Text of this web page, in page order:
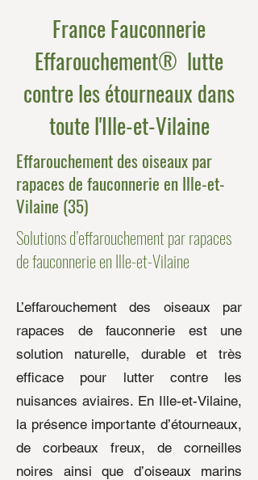
France Fauconnerie
Effarouchement® lutte
contre les étourneaux dans
toute l'Ille-et-Vilaine
Effarouchement des oiseaux par
rapaces de fauconnerie en Ille-et-
Vilaine (35)
Solutions d’effarouchement par rapaces
de fauconnerie en Ille-et-Vilaine
L’effarouchement des oiseaux par
rapaces de fauconnerie est une
solution naturelle, durable et très
efficace pour lutter contre les
nuisances aviaires. En Ille-et-Vilaine,
la présence importante d’étourneaux,
de corbeaux freux, de corneilles
noires ainsi que d’oiseaux marins